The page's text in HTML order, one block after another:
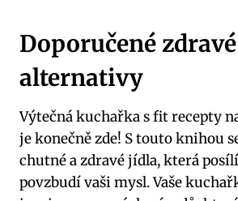
Doporučené zdravé
alternativy
Výtečná kuchařka s fit recepty
je konečně zde! S touto knihou
chutné a zdravé jídla, která
povzbudí vaši mysl. Vaše